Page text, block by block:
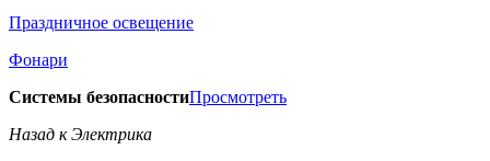
Праздничное освещение
Фонари
Системы безопасностиПросмотреть
Назад к Электрика